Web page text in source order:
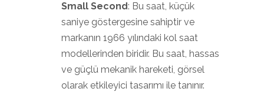
Small Second: Bu saat, küçük
saniye göstergesine sahiptir ve
markanın 1966 yılındaki kol saat
modellerinden biridir. Bu saat, hassas
ve güçlü mekanik hareketi, görsel
olarak etkileyici tasarımı ile tanınır.